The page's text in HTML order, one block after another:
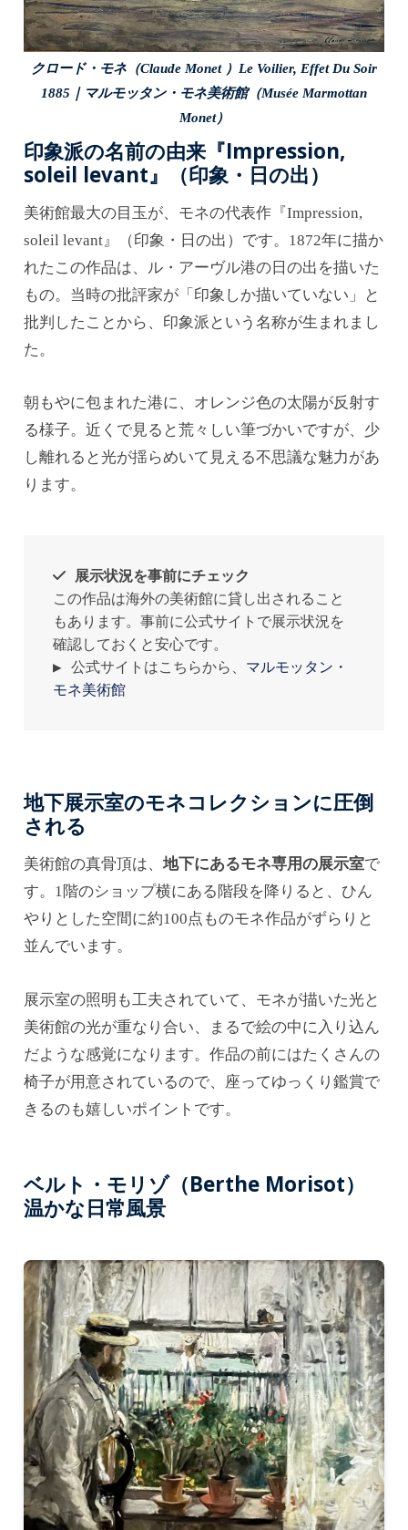
クロード・モネ（Claude Monet ）Le Voilier, Effet Du Soir
1885｜マルモッタン・モネ美術館（Musée Marmottan
Monet）
印象派の名前の由来『Impression,
soleil levant』（印象・日の出）
美術館最大の目玉が、モネの代表作『Impression,
soleil levant』（印象・日の出）です。1872年に描か
れたこの作品は、ル・アーヴル港の日の出を描いた
もの。当時の批評家が「印象しか描いていない」と
批判したことから、印象派という名称が生まれまし
た。
朝もやに包まれた港に、オレンジ色の太陽が反射す
る様子。近くで見ると荒々しい筆づかいですが、少
し離れると光が揺らめいて見える不思議な魅力があ
ります。
展示状況を事前にチェック
この作品は海外の美術館に貸し出されること
もあります。事前に公式サイトで展示状況を
確認しておくと安心です。
▶︎ 公式サイトはこちらから、 マルモッタン・
モネ美術館
地下展示室のモネコレクションに圧倒
される
美術館の真骨頂は、 地下にあるモネ専用の展示室で
す。1階のショップ横にある階段を降りると、ひん
やりとした空間に約100点ものモネ作品がずらりと
並んでいます。
展示室の照明も工夫されていて、モネが描いた光と
美術館の光が重なり合い、まるで絵の中に入り込ん
だような感覚になります。作品の前にはたくさんの
椅子が用意されているので、座ってゆっくり鑑賞で
きるのも嬉しいポイントです。
ベルト・モリゾ（Berthe Morisot）
温かな日常風景